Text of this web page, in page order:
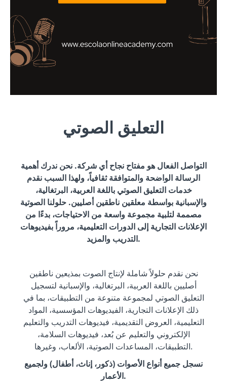
التعليق الصوتي
التواصل الفعال هو مفتاح نجاح أي شركة. نحن ندرك أهمية
الرسالة الواضحة والمتوافقة ثقافياً، ولهذا السبب نقدم
خدمات التعليق الصوتي باللغة العربية، البرتغالية،
والإسبانية بواسطة معلقين ناطقين أصليين. حلولنا الصوتية
مصممة لتلبية مجموعة واسعة من الاحتياجات، بدءًا من
الإعلانات التجارية إلى الدورات التعليمية، مروراً بفيديوهات
التدريب والمزيد.
نحن نقدم حلولاً شاملة لإنتاج الصوت بمذيعين ناطقين
أصليين باللغة العربية، البرتغالية، والإسبانية لتسجيل
التعليق الصوتي لمجموعة متنوعة من التطبيقات، بما في
ذلك الإعلانات التجارية، الفيديوهات المؤسسية، المواد
التعليمية، العروض التقديمية، فيديوهات التدريب والتعليم
الإلكتروني والتعليم عن بُعد، فيديوهات السلامة،
التطبيقات، المساعدات الصوتية، الألعاب، وغيرها.
نسجل جميع أنواع الأصوات (ذكور، إناث، أطفال) ولجميع
الأعمار.